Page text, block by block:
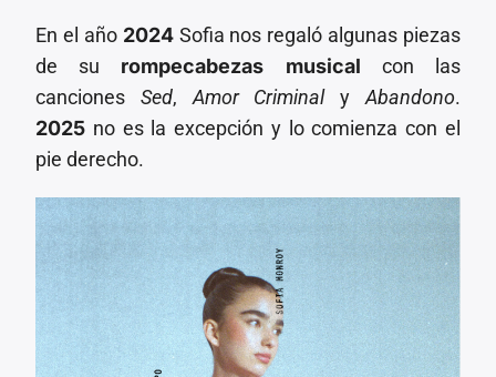
En el año 2024Sofia nos regaló algunas piezas
de su rompecabezas musical con las
cancionesSed, Amor Criminal y Abandono.
2025 no es la excepción y lo comienza con el
pie derecho.